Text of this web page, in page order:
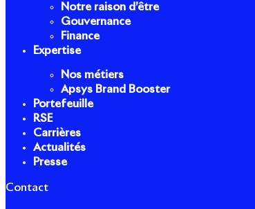
Notre raison d’être
Gouvernance
Finance
Expertise
Nos métiers
Apsys Brand Booster
Portefeuille
RSE
Carrières
Actualités
Presse
Contact